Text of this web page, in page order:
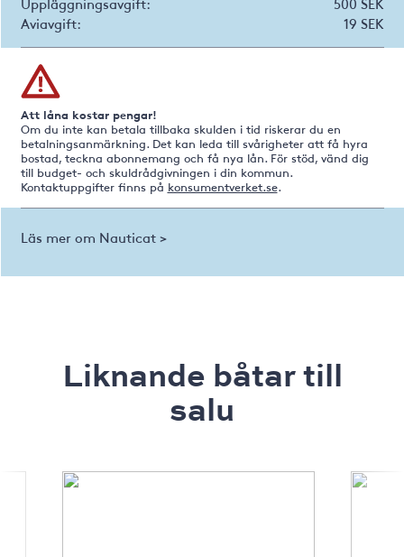
Aviavgift:
19 SEK
Att låna kostar pengar!
Om du inte kan betala tillbaka skulden i tid riskerar du en
betalningsanmärkning. Det kan leda till svårigheter att få hyra
bostad, teckna abonnemang och få nya lån. För stöd, vänd dig
till budget- och skuldrådgivningen i din kommun.
Kontaktuppgifter finns på konsumentverket.se.
Läs mer om Nauticat >
Liknande båtar till
salu